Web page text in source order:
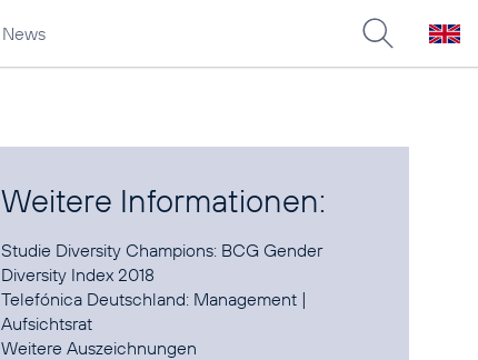
News
Weitere Informationen:
Studie Diversity Champions: BCG Gender
Diversity Index 2018
Telefónica Deutschland: Management |
Aufsichtsrat
WeitereAuszeichnungen